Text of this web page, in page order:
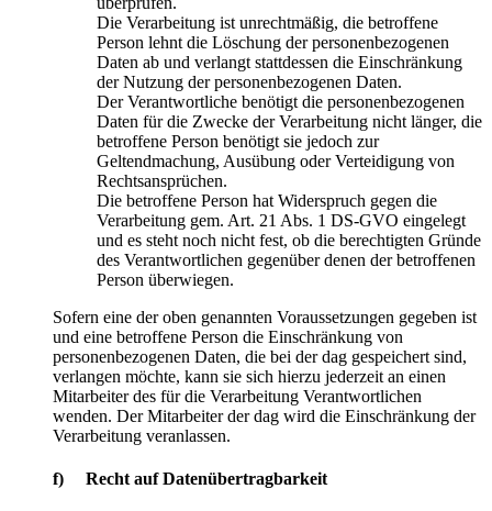
Die Verarbeitung ist unrechtmäßig, die betroffene
Person lehnt die Löschung der personenbezogenen
Daten ab und verlangt stattdessen die Einschränkung
der Nutzung der personenbezogenen Daten.
Der Verantwortliche benötigt die personenbezogenen
Daten für die Zwecke der Verarbeitung nicht länger, die
betroffene Person benötigt sie jedoch zur
Geltendmachung, Ausübung oder Verteidigung von
Rechtsansprüchen.
Die betroffene Person hat Widerspruch gegen die
Verarbeitung gem. Art. 21 Abs. 1 DS-GVO eingelegt
und es steht noch nicht fest, ob die berechtigten Gründe
des Verantwortlichen gegenüber denen der betroffenen
Person überwiegen.
Sofern eine der oben genannten Voraussetzungen gegeben ist
und eine betroffene Person die Einschränkung von
personenbezogenen Daten, die bei der dag gespeichert sind,
verlangen möchte, kann sie sich hierzu jederzeit an einen
Mitarbeiter des für die Verarbeitung Verantwortlichen
wenden. Der Mitarbeiter der dag wird die Einschränkung der
Verarbeitung veranlassen.
f) Recht auf Datenübertragbarkeit